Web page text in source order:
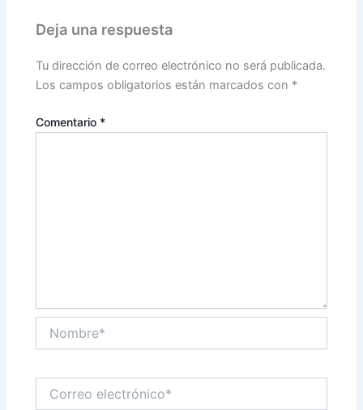
Deja una respuesta
Tu dirección de correo electrónico no será publicada.
Los campos obligatorios están marcados con *
Comentario *
electrónico*